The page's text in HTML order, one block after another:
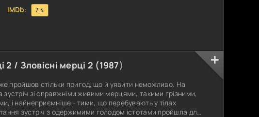
IMDb: 7.4
2 / Зловісні мерці 2 (1987)
пройшов стільки пригод, що й уявити неможливо. На
зі справжніми живими мерцями, такими грізними,
і найнеприємніше - тими, що перебувають у тілах
зустріч з одержимими голодом істотами пройшла для